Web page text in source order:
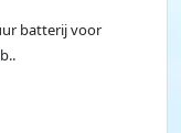
batterij voor